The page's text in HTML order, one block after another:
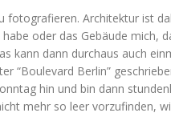
fotografieren. Architektur ist
oder das Gebäude mich,
kann dann durchaus auch
“Boulevard Berlin”
hin und bin dann
mehr so leer vorzufinden,